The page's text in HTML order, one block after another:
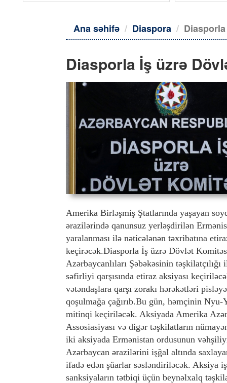
Ana səhifə Diaspora
Diasporla İş üzrə
Amerika Birləşmiş Ştatlarında yaşayan
ərazilərində qanunsuz yerləşdirilən
yaralanması ilə nəticələnən təxribatına
keçirəcək.Diasporla İş üzrə Dövlət
Azərbaycanlıları Şəbəkəsinin
səfirliyi qarşısında etiraz aksiyası
vətəndaşlara qarşı zorakı hərəkətləri
qoşulmağa çağırıb.Bu gün, həmçinin Nyu-
mitinqi keçiriləcək. Aksiyada Amerika
Assosiasiyası və digər təşkilatların
iki aksiyada Ermənistan ordusunun
Azərbaycan ərazilərini işğal altında
ifadə edən şüarlar səsləndiriləcək. Aksiya
sanksiyaların tətbiqi üçün beynəlxalq